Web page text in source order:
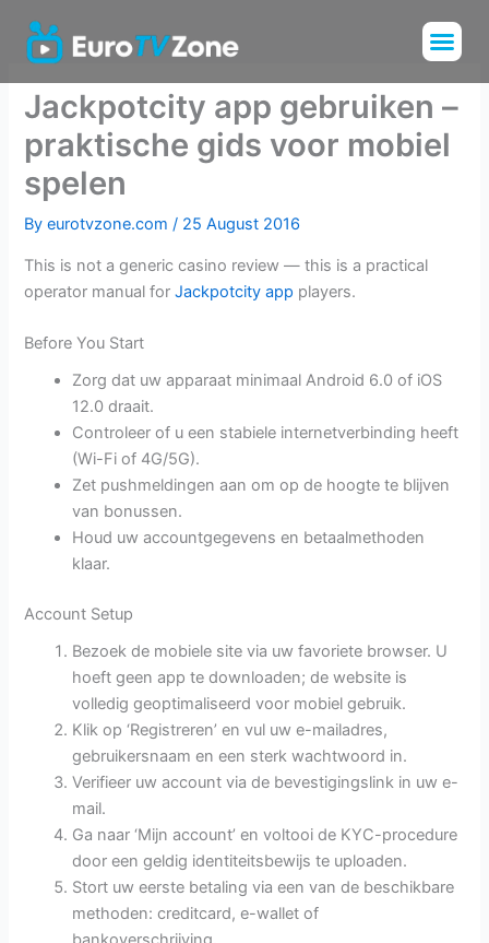
content
Jackpotcity app gebruiken –
praktische gids voor mobiel
spelen
Byeurotvzone.com/ 25 August 2016
This is not a generic casino review — this is a practical
operator manual forJackpotcity app players.
Before You Start
Zorg dat uw apparaat minimaal Android 6.0 of iOS
12.0 draait.
Controleer of u een stabiele internetverbinding heeft
(Wi-Fi of 4G/5G).
Zet pushmeldingen aan om op de hoogte te blijven
van bonussen.
Houd uw accountgegevens en betaalmethoden
klaar.
Account Setup
Bezoek de mobiele site via uw favoriete browser. U
hoeft geen app te downloaden; de website is
volledig geoptimaliseerd voor mobiel gebruik.
Klik op ‘Registreren’ en vul uw e-mailadres,
gebruikersnaam en een sterk wachtwoord in.
Verifieer uw account via de bevestigingslink in uw e-
mail.
Ga naar ‘Mijn account’ en voltooi de KYC-procedure
door een geldig identiteitsbewijs te uploaden.
Stort uw eerste betaling via een van de beschikbare
methoden: creditcard, e-wallet of